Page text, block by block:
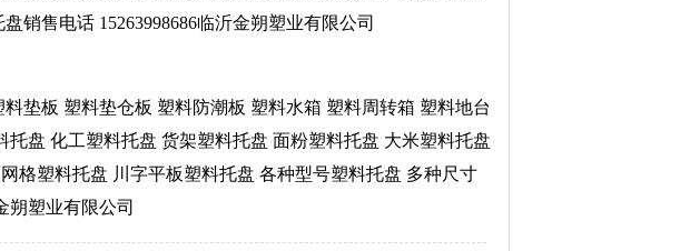
销售电话 15263998686临沂金朔塑业有限公司
垫板 塑料垫仓板 塑料防潮板 塑料水箱 塑料周转箱 塑料地台
盘 化工塑料托盘 货架塑料托盘 面粉塑料托盘 大米塑料托盘
格塑料托盘 川字平板塑料托盘 各种型号塑料托盘 多种尺寸
朔塑业有限公司